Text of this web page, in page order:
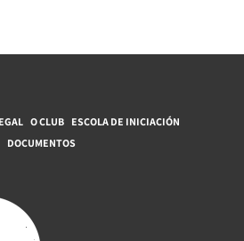
O CLUB ESCOLA DE INICIACIÓN
DOCUMENTOS